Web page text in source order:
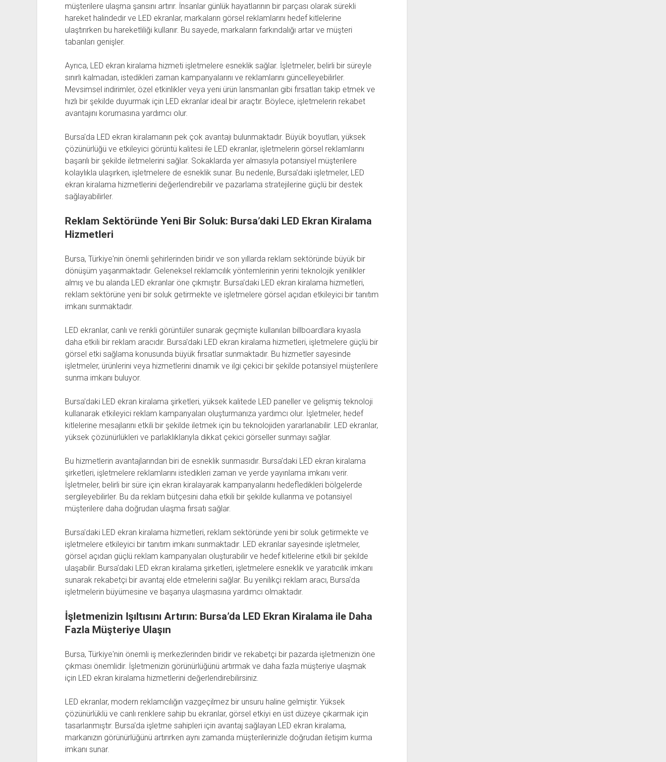
müşterilere ulaşma şansını artırır. İnsanlar günlük hayatlarının bir parçası olarak sürekli
hareket halindedir ve LED ekranlar, markaların görsel reklamlarını hedef kitlelerine
ulaştırırken bu hareketliliği kullanır. Bu sayede, markaların farkındalığı artar ve müşteri
tabanları genişler.
Ayrıca, LED ekran kiralama hizmeti işletmelere esneklik sağlar. İşletmeler, belirli bir süreyle
sınırlı kalmadan, istedikleri zaman kampanyalarını ve reklamlarını güncelleyebilirler.
Mevsimsel indirimler, özel etkinlikler veya yeni ürün lansmanları gibi fırsatları takip etmek ve
hızlı bir şekilde duyurmak için LED ekranlar ideal bir araçtır. Böylece, işletmelerin rekabet
avantajını korumasına yardımcı olur.
Bursa'da LED ekran kiralamanın pek çok avantajı bulunmaktadır. Büyük boyutları, yüksek
çözünürlüğü ve etkileyici görüntü kalitesi ile LED ekranlar, işletmelerin görsel reklamlarını
başarılı bir şekilde iletmelerini sağlar. Sokaklarda yer almasıyla potansiyel müşterilere
kolaylıkla ulaşırken, işletmelere de esneklik sunar. Bu nedenle, Bursa'daki işletmeler, LED
ekran kiralama hizmetlerini değerlendirebilir ve pazarlama stratejilerine güçlü bir destek
sağlayabilirler.
Reklam Sektöründe Yeni Bir Soluk: Bursa’daki LED Ekran Kiralama
Hizmetleri
Bursa, Türkiye'nin önemli şehirlerinden biridir ve son yıllarda reklam sektöründe büyük bir
dönüşüm yaşanmaktadır. Geleneksel reklamcılık yöntemlerinin yerini teknolojik yenilikler
almış ve bu alanda LED ekranlar öne çıkmıştır. Bursa'daki LED ekran kiralama hizmetleri,
reklam sektörüne yeni bir soluk getirmekte ve işletmelere görsel açıdan etkileyici bir tanıtım
imkanı sunmaktadır.
LED ekranlar, canlı ve renkli görüntüler sunarak geçmişte kullanılan billboardlara kıyasla
daha etkili bir reklam aracıdır. Bursa'daki LED ekran kiralama hizmetleri, işletmelere güçlü bir
görsel etki sağlama konusunda büyük fırsatlar sunmaktadır. Bu hizmetler sayesinde
işletmeler, ürünlerini veya hizmetlerini dinamik ve ilgi çekici bir şekilde potansiyel müşterilere
sunma imkanı buluyor.
Bursa'daki LED ekran kiralama şirketleri, yüksek kalitede LED paneller ve gelişmiş teknoloji
kullanarak etkileyici reklam kampanyaları oluşturmanıza yardımcı olur. İşletmeler, hedef
kitlelerine mesajlarını etkili bir şekilde iletmek için bu teknolojiden yararlanabilir. LED ekranlar,
yüksek çözünürlükleri ve parlaklıklarıyla dikkat çekici görseller sunmayı sağlar.
Bu hizmetlerin avantajlarından biri de esneklik sunmasıdır. Bursa'daki LED ekran kiralama
şirketleri, işletmelere reklamlarını istedikleri zaman ve yerde yayınlama imkanı verir.
İşletmeler, belirli bir süre için ekran kiralayarak kampanyalarını hedefledikleri bölgelerde
sergileyebilirler. Bu da reklam bütçesini daha etkili bir şekilde kullanma ve potansiyel
müşterilere daha doğrudan ulaşma fırsatı sağlar.
Bursa'daki LED ekran kiralama hizmetleri, reklam sektöründe yeni bir soluk getirmekte ve
işletmelere etkileyici bir tanıtım imkanı sunmaktadır. LED ekranlar sayesinde işletmeler,
görsel açıdan güçlü reklam kampanyaları oluşturabilir ve hedef kitlelerine etkili bir şekilde
ulaşabilir. Bursa'daki LED ekran kiralama şirketleri, işletmelere esneklik ve yaratıcılık imkanı
sunarak rekabetçi bir avantaj elde etmelerini sağlar. Bu yenilikçi reklam aracı, Bursa'da
işletmelerin büyümesine ve başarıya ulaşmasına yardımcı olmaktadır.
İşletmenizin Işıltısını Artırın: Bursa’da LED Ekran Kiralama ile Daha
Fazla Müşteriye Ulaşın
Bursa, Türkiye'nin önemli iş merkezlerinden biridir ve rekabetçi bir pazarda işletmenizin öne
çıkması önemlidir. İşletmenizin görünürlüğünü artırmak ve daha fazla müşteriye ulaşmak
için LED ekran kiralama hizmetlerini değerlendirebilirsiniz.
LED ekranlar, modern reklamcılığın vazgeçilmez bir unsuru haline gelmiştir. Yüksek
çözünürlüklü ve canlı renklere sahip bu ekranlar, görsel etkiyi en üst düzeye çıkarmak için
tasarlanmıştır. Bursa'da işletme sahipleri için avantaj sağlayan LED ekran kiralama,
markanızın görünürlüğünü artırırken aynı zamanda müşterilerinizle doğrudan iletişim kurma
imkanı sunar.